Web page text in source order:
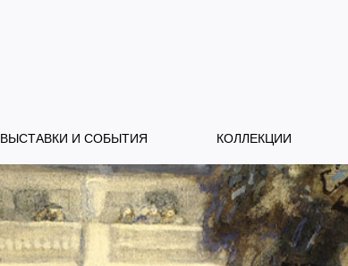
ВЫСТАВКИ И СОБЫТИЯ КОЛЛЕКЦИИ